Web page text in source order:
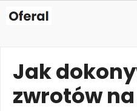
Przejdź
do
Jak
zwrotów